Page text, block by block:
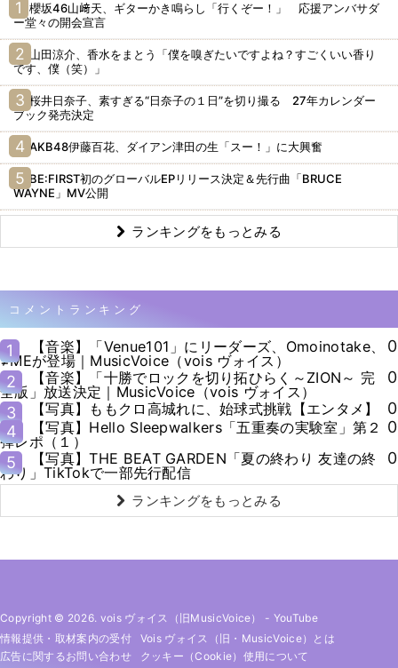
櫻坂46山﨑天、ギターかき鳴らし「行くぞー！」 応援アンバサダ
ー堂々の開会宣言
山田涼介、香水をまとう「僕を嗅ぎたいですよね？すごくいい香り
です、僕（笑）」
桜井日奈子、素すぎる“日奈子の１日”を切り撮る 27年カレンダー
ブック発売決定
AKB48伊藤百花、ダイアン津田の生「スー！」に大興奮
BE:FIRST初のグローバルEPリリース決定＆先行曲「BRUCE
WAYNE」MV公開
ランキングをもっとみる
コメントランキング
1
【音楽】「Venue101」にリーダーズ、Omoinotake、
≠MEが登場｜MusicVoice（vois ヴォイス）
0
2
【音楽】「十勝でロックを切り拓ひらく～ZION～ 完
全版」放送決定｜MusicVoice（vois ヴォイス）
0
3
【写真】ももクロ高城れに、始球式挑戦【エンタメ】
0
4
【写真】Hello Sleepwalkers「五重奏の実験室」第２
弾レポ（１）
0
5
【写真】THE BEAT GARDEN「夏の終わり 友達の終
わり」TikTokで一部先行配信
0
ランキングをもっとみる
Copyright © 2026. vois ヴォイス（旧MusicVoice） - YouTube
情報提供・取材案内の受付
Vois ヴォイス（旧・MusicVoice）とは
広告に関するお問い合わせ
クッキー（cookie）使用について